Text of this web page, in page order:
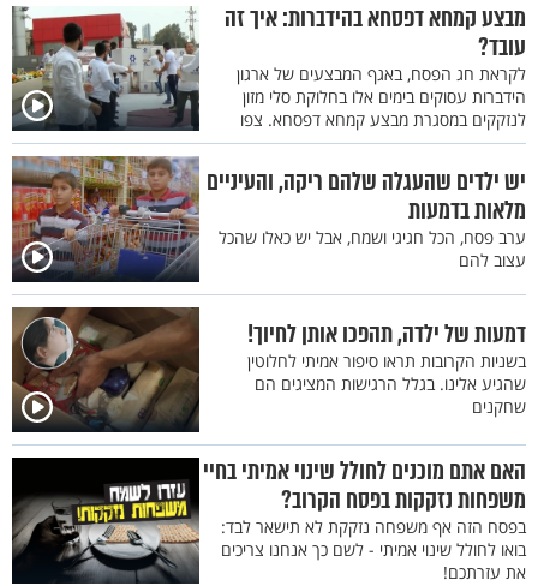
מבצע קמחא דפסחא בהידברות: איך זה
עובד?
לקראת חג הפסח, באגף המבצעים של ארגון
הידברות עסוקים בימים אלו בחלוקת סלי מזון
לנזקקים במסגרת מבצע קמחא דפסחא. צפו
יש ילדים שהעגלה שלהם ריקה, והעיניים
מלאות בדמעות
ערב פסח, הכל חגיגי ושמח, אבל יש כאלו שהכל
עצוב להם
דמעות של ילדה, תהפכו אותן לחיוך!
בשניות הקרובות תראו סיפור אמיתי לחלוטין
שהגיע אלינו. בגלל הרגישות המציגים הם
שחקנים
האם אתם מוכנים לחולל שינוי אמיתי בחיי
משפחות נזקקות בפסח הקרוב?
בפסח הזה אף משפחה נזקקת לא תישאר לבד:
בואו לחולל שינוי אמיתי - לשם כך אנחנו צריכים
את עזרתכם!